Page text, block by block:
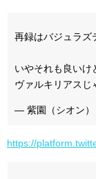
再録はバジュラズ
いやそれも良いけ
ヴァルキリアスじ
— 紫園（シオン
https://